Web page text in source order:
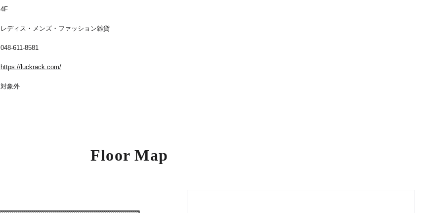
4F
レディス・メンズ・ファッション雑貨
048-611-8581
https://luckrack.com/
対象外
Floor Map